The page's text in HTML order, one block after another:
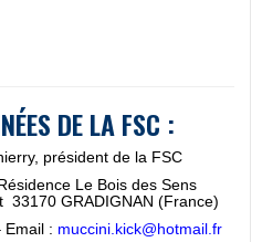
ÉES DE LA FSC :
président de la FSC
Le Bois des Sens
33170 GRADIGNAN (France)
Email : muccini.kick@hotmail.fr